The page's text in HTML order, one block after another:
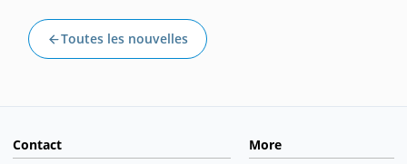
Toutes les nouvelles
Contact
More